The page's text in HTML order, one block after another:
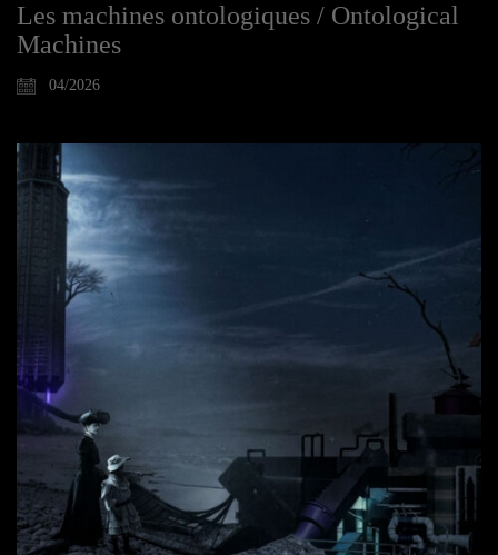
Les machines ontologiques / Ontological
Machines
04/2026